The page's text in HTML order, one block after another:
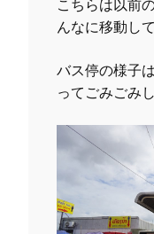
こちらは以前
んなに移動して
バス停の様子
ってごみごみ